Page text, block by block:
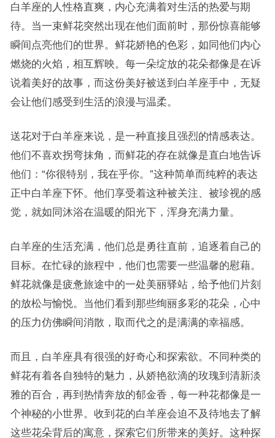
白羊座的人性格直爽，内心充满着对生活的热爱与期
待。当一束鲜花突然出现在他们面前时，那份惊喜能够
瞬间点亮他们的世界。鲜花娇艳的色彩，如同他们内心
燃烧的火焰，相互辉映。每一朵绽放的花朵都像是在诉
说着美好的故事，而这份美好被送到白羊座手中，无疑
会让他们感受到生活的浪漫与温柔。
送花对于白羊座来说，是一种直接且强烈的情感表达。
他们不喜欢拐弯抹角，而鲜花的存在就像是直白地告诉
他们：“你很特别，我在乎你。”这种简单而纯粹的表达
正中白羊座下怀。他们享受着这种被关注、被珍视的感
觉，就如同沐浴在温暖的阳光下，浑身充满力量。
白羊座的生活充满，他们总是勇往直前，追逐着自己的
目标。在忙碌的旅程中，他们也需要一些温馨的慰藉。
鲜花就像是疲惫旅途中的一处美丽驿站，给予他们片刻
的放松与愉悦。当他们看到那些绚丽多彩的花朵，心中
的压力仿佛瞬间消散，取而代之的是满满的幸福感。
而且，白羊座具有很强的好奇心和探索欲。不同种类的
鲜花有着各自独特的魅力，从娇艳欲滴的玫瑰到清新淡
雅的百合，再到热情奔放的郁金香，每一种花都像是一
个神秘的小世界。收到花的白羊座会迫不及待地去了解
这些花朵背后的寓意，探索它们所带来的美好。这种探